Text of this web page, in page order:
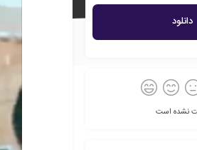
دانلود
نشده است